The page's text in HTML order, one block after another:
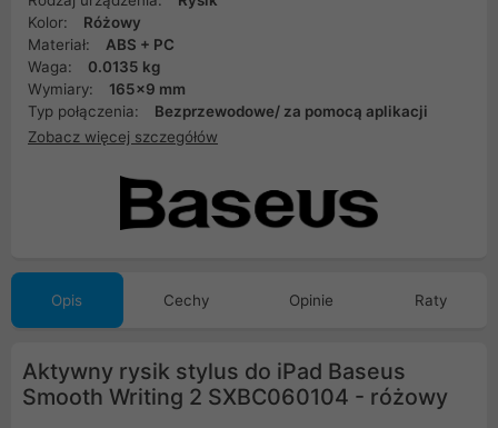
Kolor:
Różowy
Materiał:
ABS + PC
Waga:
0.0135 kg
Wymiary:
165x9 mm
Typ połączenia:
Bezprzewodowe/ za pomocą aplikacji
Zobacz więcej szczegółów
Opis Cechy Opinie Raty
Aktywny rysik stylus do iPad Baseus
Smooth Writing 2 SXBC060104 - różowy